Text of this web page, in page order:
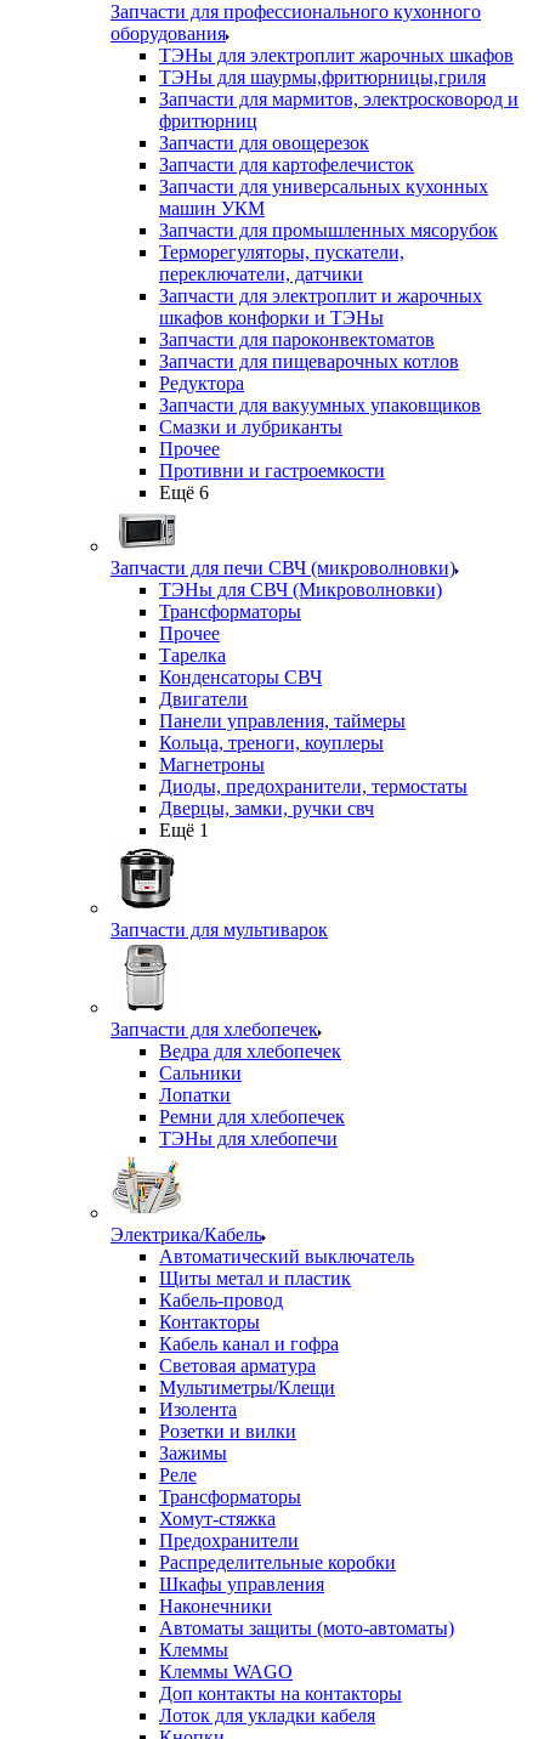
Запчасти для профессионального кухонного
оборудования
ТЭНы для электроплит жарочных шкафов
ТЭНы для шаурмы,фритюрницы,гриля
Запчасти для мармитов, электросковород и
фритюрниц
Запчасти для овощерезок
Запчасти для картофелечисток
Запчасти для универсальных кухонных
машин УКМ
Запчасти для промышленных мясорубок
Терморегуляторы, пускатели,
переключатели, датчики
Запчасти для электроплит и жарочных
шкафов конфорки и ТЭНы
Запчасти для пароконвектоматов
Запчасти для пищеварочных котлов
Редуктора
Запчасти для вакуумных упаковщиков
Смазки и лубриканты
Прочее
Противни и гастроемкости
Ещё 6
Запчасти для печи СВЧ (микроволновки)
ТЭНы для СВЧ (Микроволновки)
Трансформаторы
Прочее
Тарелка
Конденсаторы СВЧ
Двигатели
Панели управления, таймеры
Кольца, треноги, коуплеры
Магнетроны
Диоды, предохранители, термостаты
Дверцы, замки, ручки свч
Ещё 1
Запчасти для мультиварок
Запчасти для хлебопечек
Ведра для хлебопечек
Сальники
Лопатки
Ремни для хлебопечек
ТЭНы для хлебопечи
Электрика/Кабель
Автоматический выключатель
Щиты метал и пластик
Кабель-провод
Контакторы
Кабель канал и гофра
Световая арматура
Мультиметры/Клещи
Изолента
Розетки и вилки
Зажимы
Реле
Трансформаторы
Хомут-стяжка
Предохранители
Распределительные коробки
Шкафы управления
Наконечники
Автоматы защиты (мото-автоматы)
Клеммы
Клеммы WAGO
Доп контакты на контакторы
Лоток для укладки кабеля